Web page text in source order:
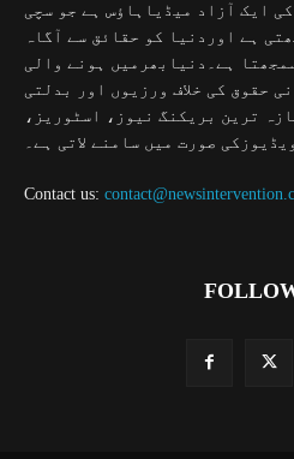
ایک آزاد میڈیاہاؤس ہے جو سچی
ہے اوردنیا کو حقائق سے آگاہ
ہے۔دنیابھرمیں ہونے والی
حقوق کی خلاف ورزیوں اور بدلتی
ترین بریکنگ نیوز، اسٹوریز،
صورت میں سامنے لاتی ہے۔
Contact us: